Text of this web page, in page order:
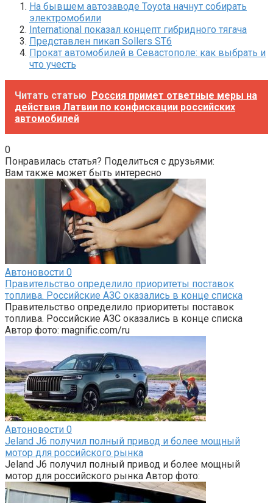
На бывшем автозаводе Toyota начнут собирать
электромобили
International показал концепт гибридного тягача
Представлен пикап Sollers ST6
Прокат автомобилей в Севастополе: как выбрать и
что учесть
Читать статью Россия примет ответные меры на
действия Латвии по конфискации российских
автомобилей
0
Понравилась статья? Поделиться с друзьями:
Вам также может быть интересно
Автоновости 0
Правительство определило приоритеты поставок
топлива. Российские АЗС оказались в конце списка
Правительство определило приоритеты поставок
топлива. Российские АЗС оказались в конце списка
Автор фото: magnific.com/ru
Автоновости 0
Jeland J6 получил полный привод и более мощный
мотор для российского рынка
Jeland J6 получил полный привод и более мощный
мотор для российского рынка Автор фото: